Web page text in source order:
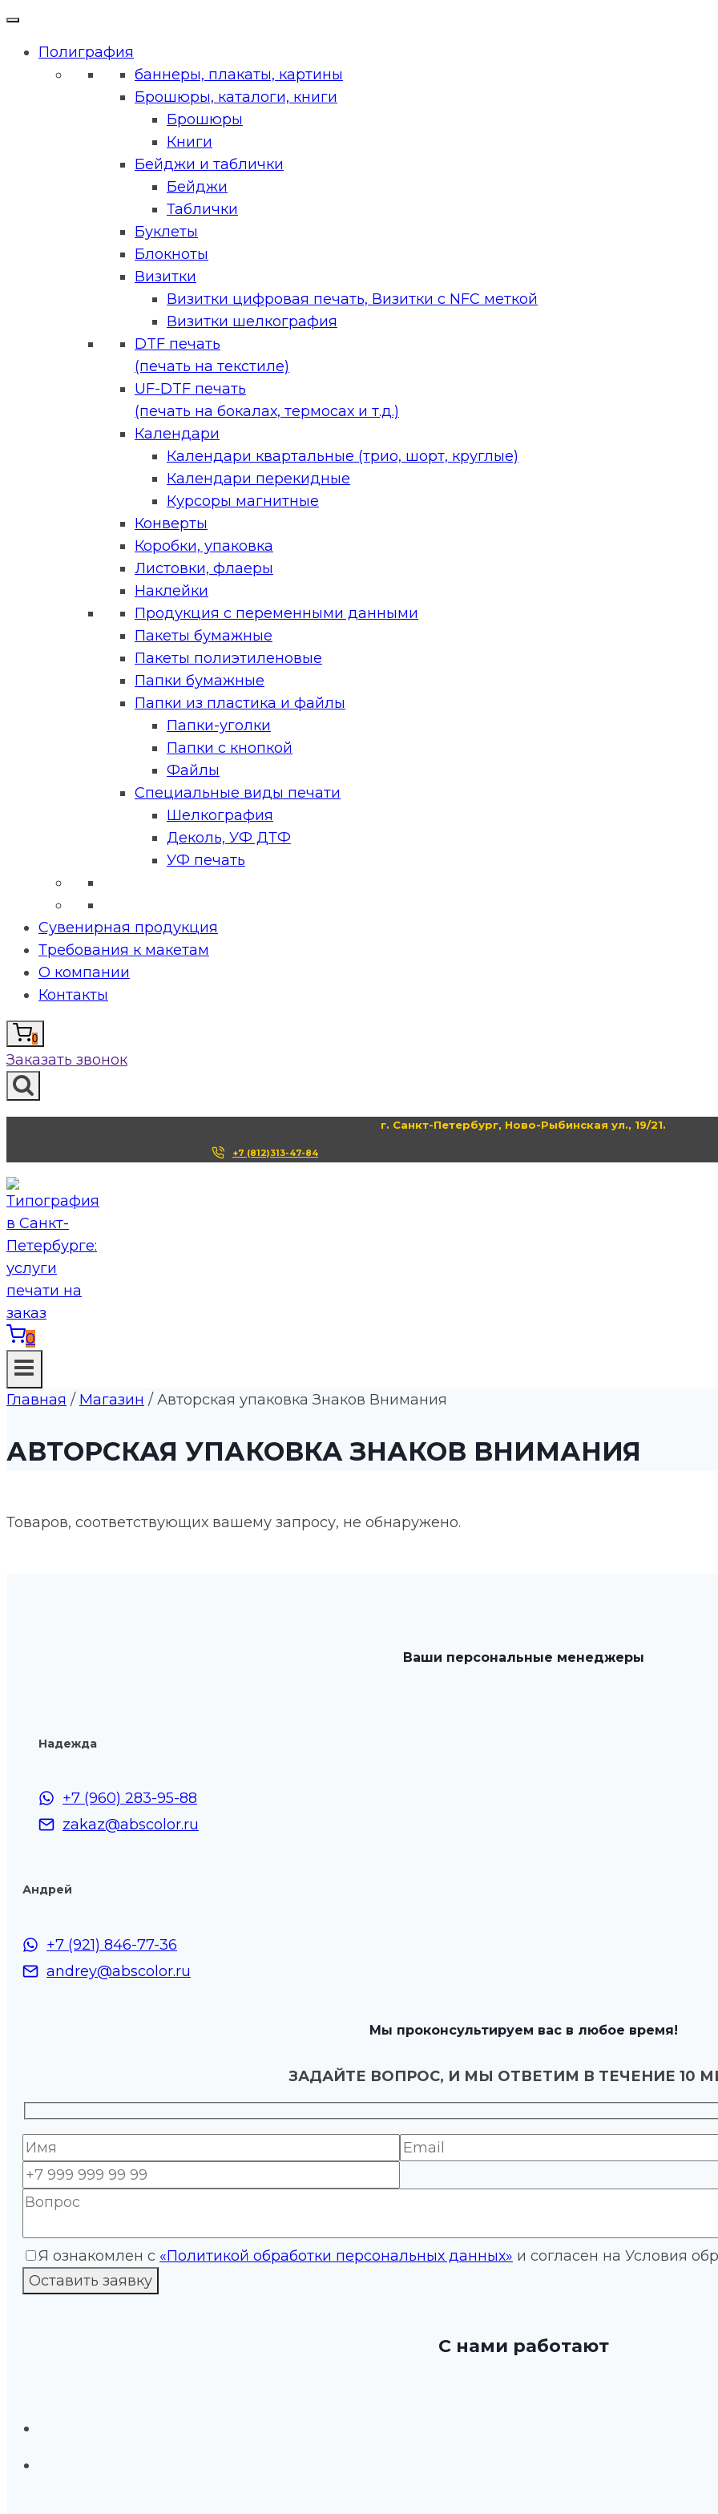
Полиграфия
баннеры, плакаты, картины
Брошюры, каталоги, книги
Брошюры
Книги
Бейджи и таблички
Бейджи
Таблички
Буклеты
Блокноты
Визитки
Визитки цифровая печать, Визитки с NFC меткой
Визитки шелкография
DTF печать
(печать на текстиле)
UF-DTF печать
(печать на бокалах, термосах и т.д.)
Календари
Календари квартальные (трио, шорт, круглые)
Календари перекидные
Курсоры магнитные
Конверты
Коробки, упаковка
Листовки, флаеры
Наклейки
Продукция с переменными данными
Пакеты бумажные
Пакеты полиэтиленовые
Папки бумажные
Папки из пластика и файлы
Папки-уголки
Папки с кнопкой
Файлы
Специальные виды печати
Шелкография
Деколь, УФ ДТФ
УФ печать
Сувенирная продукция
Требования к макетам
О компании
Контакты
0
Заказать звонок
г. Санкт-Петербург, Ново-Рыбинская ул., 19/21.
+7 (812)313-47-84
0
Главная / Магазин / Авторская упаковка Знаков Внимания
АВТОРСКАЯ УПАКОВКА ЗНАКОВ ВНИМАНИЯ
Товаров, соответствующих вашему запросу, не обнаружено.
Ваши персональные менеджеры
Надежда
+7 (960) 283-95-88
zakaz@abscolor.ru
Андрей
+7 (921) 846-77-36
andrey@abscolor.ru
Мы проконсультируем вас в любое время!
ЗАДАЙТЕ ВОПРОС, И МЫ ОТВЕТИМ В ТЕЧЕНИЕ 10
Я ознакомлен с «Политикой обработки персональных данных» и согласен на Условия
С нами работают